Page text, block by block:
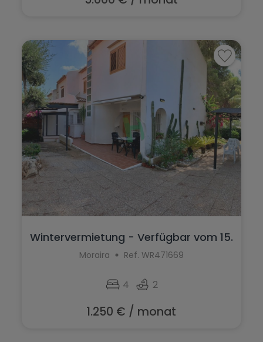
Wintervermietung - Verfügbar vom 15.
Se...
Moraira Ref. WR471669
4 2
1.250 € / monat